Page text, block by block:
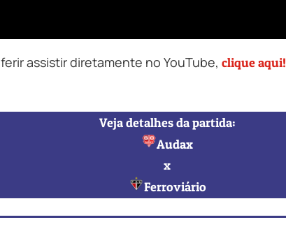
assistir diretamente no YouTube, clique aqui!
Veja detalhes da partida:
Audax
x
Ferroviário